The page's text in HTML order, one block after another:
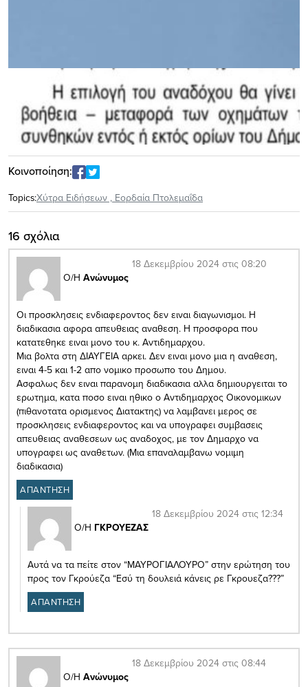
Κοινοποίηση:
Topics:Xύτρα Ειδήσεων , Εορδαία Πτολεμαΐδα
16 σχόλια
Ο/Η Ανώνυμος
18 Δεκεμβρίου 2024 στις 08:20
Οι προσκλησεις ενδιαφεροντος δεν ειναι διαγωνισμοι. Η
διαδικασια αφορα απευθειας αναθεση. Η προσφορα που
κατατεθηκε ειναι μονο του κ. Αντιδημαρχου.
Μια βολτα στη ΔΙΑΥΓΕΙΑ αρκει. Δεν ειναι μονο μια η αναθεση,
ειναι 4-5 και 1-2 απο νομικο προσωπο του Δημου.
Ασφαλως δεν ειναι παρανομη διαδικασια αλλα δημιουργειται το
ερωτημα, κατα ποσο ειναι ηθικο ο Αντιδημαρχος Οικονομικων
(πιθανοτατα ορισμενος Διατακτης) να λαμβανει μερος σε
προσκλησεις ενδιαφεροντος και να υπογραφει συμβασεις
απευθειας αναθεσεων ως αναδοχος, με τον Δημαρχο να
υπογραφει ως αναθετων. (Μια επαναλαμβανω νομιμη
διαδικασια)
ΑΠΑΝΤΗΣΗ
Ο/Η ΓΚΡΟΥΕΖΑΣ
18 Δεκεμβρίου 2024 στις 12:34
Αυτά να τα πείτε στον “ΜΑΥΡΟΓΙΑΛΟΥΡΟ” στην ερώτηση του
προς τον Γκρούεζα “Εσύ τη δουλειά κάνεις ρε Γκρουεζα???”
ΑΠΑΝΤΗΣΗ
Ο/Η Ανώνυμος
18 Δεκεμβρίου 2024 στις 08:44